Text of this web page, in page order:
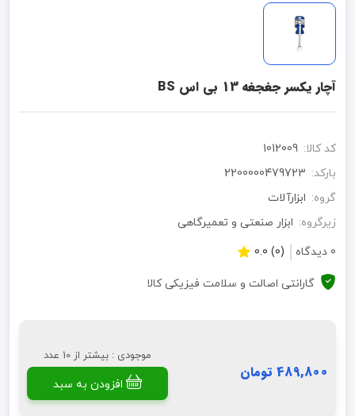
آچار یکسر جغجغه 13 بی اس BS
کد کالا: 1012009
بارکد: 2200000479723
گروه: ابزارآلات
زیرگروه: ابزار صنعتی و تعمیرگاهی
0 دیدگاه
(0) 0.0
گارانتی اصالت و سلامت فیزیکی کالا
489,800 تومان
موجودی : بیشتر از 10 عدد
افزودن به سبد